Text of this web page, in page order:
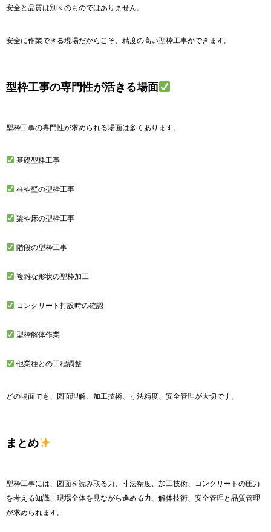
安全と品質は別々のものではありません。
安全に作業できる現場だからこそ、精度の高い型枠工事ができます。
型枠工事の専門性が活きる場面
型枠工事の専門性が求められる場面は多くあります。
基礎型枠工事
柱や壁の型枠工事
梁や床の型枠工事
階段の型枠工事
複雑な形状の型枠加工
コンクリート打設時の確認
型枠解体作業
他業種との工程調整
どの場面でも、図面理解、加工技術、寸法精度、安全管理が大切です。
まとめ
型枠工事には、図面を読み取る力、寸法精度、加工技術、コンクリートの圧力
を考える知識、現場全体を見ながら進める力、解体技術、安全管理と品質管理
が求められます。